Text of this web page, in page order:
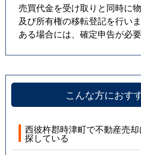
売買代金を受け取りと同時に
及び所有権の移転登記を行い
ある場合には、確定申告が必要
こんな方におす
西彼杵郡時津町で不動産売
探している